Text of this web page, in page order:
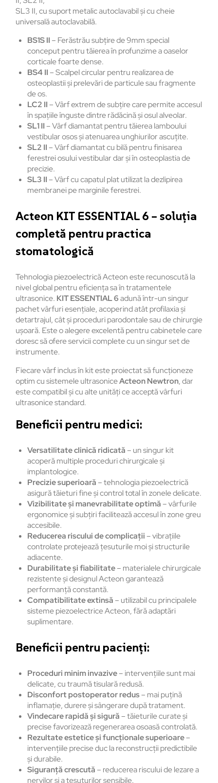
SL3 II, cu suport metalic autoclavabil și cu cheie
universală autoclavabilă.
BS1S II– Ferăstrău subțire de 9mm special
conceput pentru tăierea în profunzime a oaselor
corticale foarte dense.
BS4 II– Scalpel circular pentru realizarea de
osteoplastii și prelevări de particule sau fragmente
de os.
LC2 II– Vârf extrem de subțire care permite accesul
în spațiile înguste dintre rădăcină și osul alveolar.
SL1 II– Vârf diamantat pentru tăierea lamboului
vestibular osos și atenuarea unghiurilor ascuțite.
SL2 II– Vârf diamantat cu bilă pentru finisarea
ferestrei osului vestibular dar și în osteoplastia de
precizie.
SL3 II– Vârf cu capatul plat utilizat la dezlipirea
membranei pe marginile ferestrei.
Acteon KIT ESSENTIAL 6 – soluția
completă pentru practica
stomatologică
Tehnologia piezoelectrică Acteon este recunoscută la
nivel global pentru eficiența sa în tratamentele
ultrasonice. KIT ESSENTIAL 6adună într-un singur
pachet vârfuri esențiale, acoperind atât profilaxia și
detartrajul, cât și proceduri parodontale sau de chirurgie
ușoară. Este o alegere excelentă pentru cabinetele care
doresc să ofere servicii complete cu un singur set de
instrumente.
Fiecare vârf inclus în kit este proiectat să funcționeze
optim cu sistemele ultrasoniceActeon Newtron, dar
este compatibil și cu alte unități ce acceptă vârfuri
ultrasonice standard.
Beneficii pentru medici:
Versatilitate clinică ridicată– un singur kit
acoperă multiple proceduri chirurgicale și
implantologice.
Precizie superioară– tehnologia piezoelectrică
asigură tăieturi fine și control total în zonele delicate.
Vizibilitate și manevrabilitate optimă– vârfurile
ergonomice și subțiri facilitează accesul în zone greu
accesibile.
Reducerea riscului de complicații– vibrațiile
controlate protejează țesuturile moi și structurile
adiacente.
Durabilitate și fiabilitate– materialele chirurgicale
rezistente și designul Acteon garantează
performanță constantă.
Compatibilitate extinsă– utilizabil cu principalele
sisteme piezoelectrice Acteon, fără adaptări
suplimentare.
Beneficii pentru pacienți:
Proceduri minim invazive– intervențiile sunt mai
delicate, cu traumă tisulară redusă.
Disconfort postoperator redus– mai puțină
inflamație, durere și sângerare după tratament.
Vindecare rapidă și sigură– tăieturile curate și
precise favorizează regenerarea osoasă controlată.
Rezultate estetice și funcționale superioare–
intervențiile precise duc la reconstrucții predictibile
și durabile.
Siguranță crescută– reducerea riscului de lezare a
nervilor și a țesuturilor sensibile.